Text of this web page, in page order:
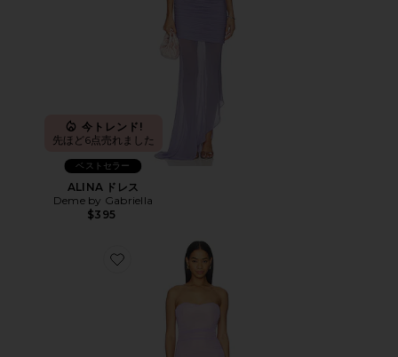
今トレンド!
先ほど6点売れました
ベストセラー
ALINA ドレス
Deme by Gabriella
$395
Favorite QUINTESSA ドレス